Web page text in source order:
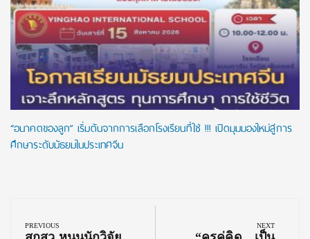
“อนาคตของลูก” เริ่มต้นจากการเลือกโรงเรียนที่ใช่ !!! เปิดมุมมองใหม่สู่การ
ศึกษาระดับมัธยมในประเทศจีน
navigation
PREVIOUS
Previous
NEXT
Next